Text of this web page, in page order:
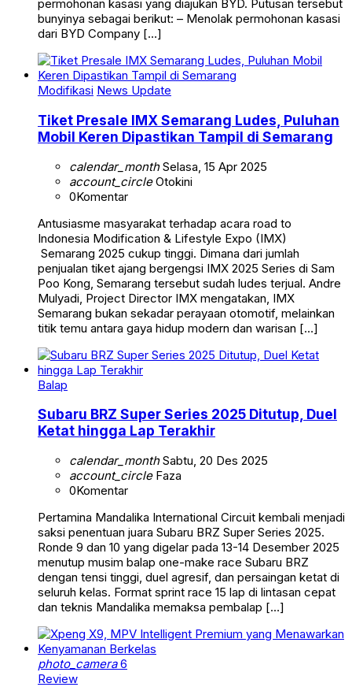
permohonan kasasi yang diajukan BYD. Putusan tersebut
bunyinya sebagai berikut: – Menolak permohonan kasasi
dari BYD Company […]
Modifikasi News Update
Tiket Presale IMX Semarang Ludes, Puluhan
Mobil Keren Dipastikan Tampil di Semarang
calendar_monthSelasa, 15 Apr 2025
account_circleOtokini
0Komentar
Antusiasme masyarakat terhadap acara road to
Indonesia Modification & Lifestyle Expo (IMX)
Semarang 2025 cukup tinggi. Dimana dari jumlah
penjualan tiket ajang bergengsi IMX 2025 Series di Sam
Poo Kong, Semarang tersebut sudah ludes terjual. Andre
Mulyadi, Project Director IMX mengatakan, IMX
Semarang bukan sekadar perayaan otomotif, melainkan
titik temu antara gaya hidup modern dan warisan […]
Balap
Subaru BRZ Super Series 2025 Ditutup, Duel
Ketat hingga Lap Terakhir
calendar_monthSabtu, 20 Des 2025
account_circleFaza
0Komentar
Pertamina Mandalika International Circuit kembali menjadi
saksi penentuan juara Subaru BRZ Super Series 2025.
Ronde 9 dan 10 yang digelar pada 13-14 Desember 2025
menutup musim balap one-make race Subaru BRZ
dengan tensi tinggi, duel agresif, dan persaingan ketat di
seluruh kelas. Format sprint race 15 lap di lintasan cepat
dan teknis Mandalika memaksa pembalap […]
photo_camera6
Review